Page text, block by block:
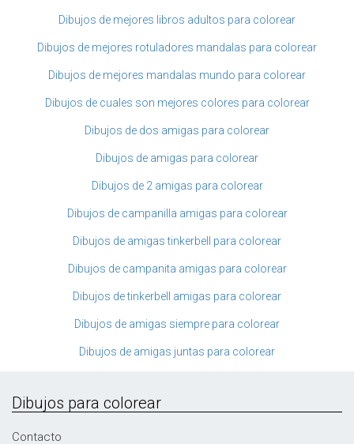
Dibujos de mejores libros adultos para colorear
Dibujos de mejores rotuladores mandalas para colorear
Dibujos de mejores mandalas mundo para colorear
Dibujos de cuales son mejores colores para colorear
Dibujos de dos amigas para colorear
Dibujos de amigas para colorear
Dibujos de 2 amigas para colorear
Dibujos de campanilla amigas para colorear
Dibujos de amigas tinkerbell para colorear
Dibujos de campanita amigas para colorear
Dibujos de tinkerbell amigas para colorear
Dibujos de amigas siempre para colorear
Dibujos de amigas juntas para colorear
Dibujos para colorear
Contacto